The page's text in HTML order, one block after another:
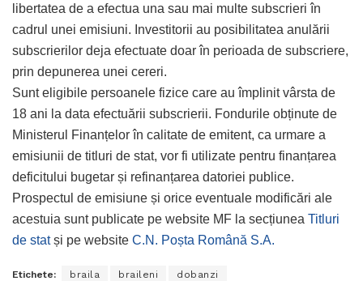
libertatea de a efectua una sau mai multe subscrieri în
cadrul unei emisiuni. Investitorii au posibilitatea anulării
subscrierilor deja efectuate doar în perioada de subscriere,
prin depunerea unei cereri.
Sunt eligibile persoanele fizice care au împlinit vârsta de
18 ani la data efectuării subscrierii. Fondurile obținute de
Ministerul Finanțelor în calitate de emitent, ca urmare a
emisiunii de titluri de stat, vor fi utilizate pentru finanțarea
deficitului bugetar și refinanțarea datoriei publice.
Prospectul de emisiune și orice eventuale modificări ale
acestuia sunt publicate pe website MF la secțiunea Titluri
de statși pe website C.N. Poșta Română S.A.
Etichete: braila braileni dobanzi